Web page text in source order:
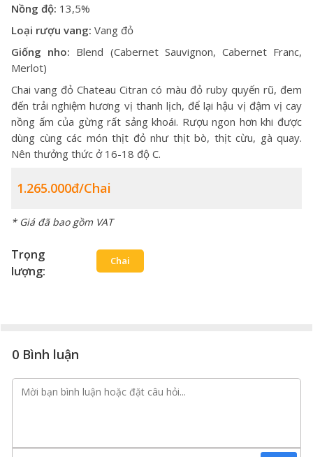
Nồng độ: 13,5%
Loại rượu vang: Vang đỏ
Giống nho: Blend (Cabernet Sauvignon, Cabernet Franc,
Merlot)
Chai vang đỏ Chateau Citran có màu đỏ ruby quyến rũ, đem
đến trải nghiệm hương vị thanh lịch, để lại hậu vị đậm vị cay
nồng ấm của gừng rất sảng khoái. Rượu ngon hơn khi được
dùng cùng các món thịt đỏ như thịt bò, thịt cừu, gà quay.
Nên thưởng thức ở 16-18 độ C.
1.265.000đ/Chai
* Giá đã bao gồm VAT
Trọng
lượng:
Chai
0 Bình luận